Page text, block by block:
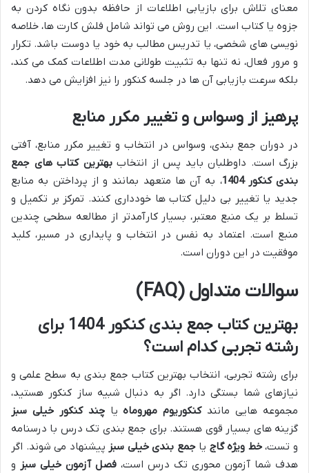
معنای تلاش برای بازیابی اطلاعات از حافظه بدون نگاه کردن به
جزوه یا کتاب است. این روش می تواند شامل فلش کارت ها، خلاصه
نویسی های شخصی، یا تدریس مطالب به خود یا دوست باشد. تکرار
و مرور فعال، نه تنها به تثبیت طولانی مدت اطلاعات کمک می کند،
بلکه سرعت بازیابی آن ها در جلسه کنکور را نیز افزایش می دهد.
پرهیز از وسواس و تغییر مکرر منابع
در دوران جمع بندی، وسواس در انتخاب و تغییر مکرر منابع، آفتی
بزرگ است. داوطلبان باید پس از انتخاببهترین کتاب های جمع
بندی کنکور 1404
، به آن ها متعهد بمانند و از پرداختن به منابع
جدید یا تغییر بی دلیل کتاب ها خودداری کنند. تمرکز بر تکمیل و
تسلط بر یک منبع معتبر، بسیار کارآمدتر از مطالعه سطحی چندین
منبع است. اعتماد به نفس در انتخاب و پایداری در مسیر، کلید
موفقیت در این دوران است.
سوالات متداول (FAQ)
بهترین کتاب جمع بندی کنکور 1404 برای
رشته تجربی کدام است؟
برای رشته تجربی، انتخاب بهترین کتاب جمع بندی به سطح علمی و
نیازهای شما بستگی دارد. اگر به دنبال شبیه ساز کنکور هستید،
مجموعه هایی مانندکنکوریوم مهروماهیاچند کنکور خیلی سبز
گزینه های بسیار قوی هستند. برای جمع بندی تک درس با درسنامه
و تست،خط ویژه گاج یاجمع بندی خیلی سبز پیشنهاد می شوند. اگر
هدف شما آزمون محوری تک درس است، فصل آزمون خیلی سبز و